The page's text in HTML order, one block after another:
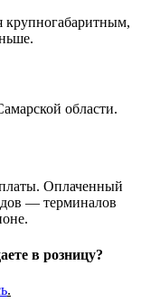
крупногабаритным,
области.
Оплаченный
— терминалов
в розницу?
.